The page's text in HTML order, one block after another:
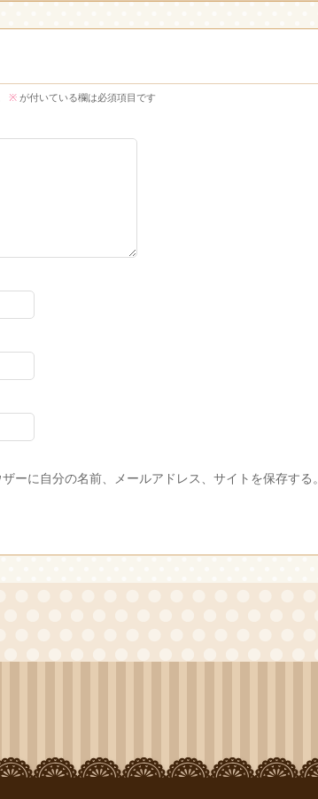
※ が付いている欄は必須項目です
ーに自分の名前、メールアドレス、サイトを保存する。